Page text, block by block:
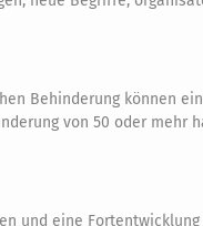
Behinderung können
von 50 oder mehr
und eine